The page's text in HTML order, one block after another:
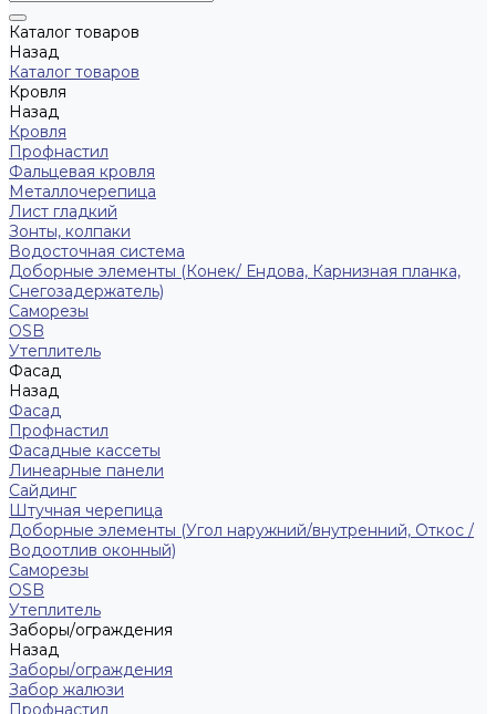
Каталог товаров
Назад
Каталог товаров
Кровля
Назад
Кровля
Профнастил
Фальцевая кровля
Металлочерепица
Лист гладкий
Зонты, колпаки
Водосточная система
Доборные элементы (Конек/ Ендова, Карнизная планка,
Снегозадержатель)
Саморезы
ОSB
Утеплитель
Фасад
Назад
Фасад
Профнастил
Фасадные кассеты
Линеарные панели
Сайдинг
Штучная черепица
Доборные элементы (Угол наружний/внутренний, Откос /
Водоотлив оконный)
Саморезы
OSB
Утеплитель
Заборы/ограждения
Назад
Заборы/ограждения
Забор жалюзи
Профнастил